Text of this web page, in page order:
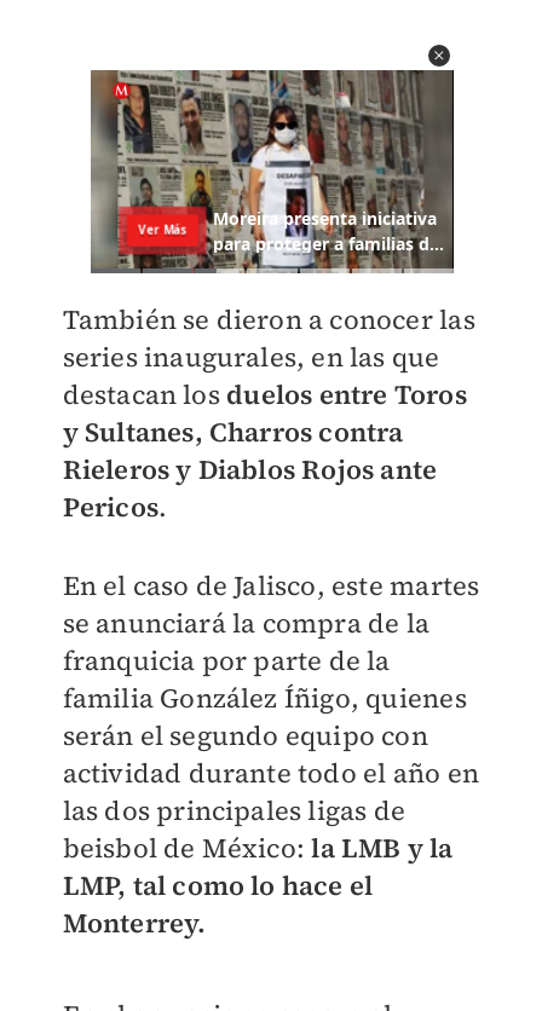
También se dieron a conocer las
series inaugurales, en las que
destacan los duelos entre Toros
y Sultanes, Charros contra
Rieleros y Diablos Rojos ante
Pericos.
En el caso de Jalisco, este martes
se anunciará la compra de la
franquicia por parte de la
familia González Íñigo, quienes
serán el segundo equipo con
actividad durante todo el año en
las dos principales ligas de
beisbol de México:la LMB y la
LMP, tal como lo hace el
Monterrey.